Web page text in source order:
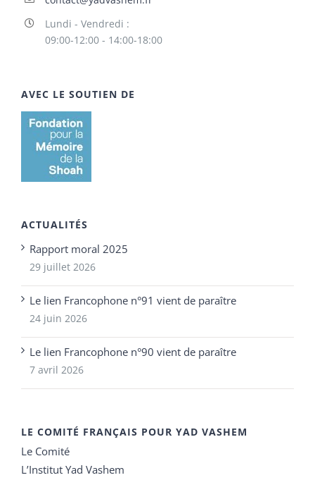
Lundi - Vendredi :
09:00-12:00 - 14:00-18:00
AVEC LE SOUTIEN DE
ACTUALITÉS
Rapport moral 2025
29 juillet 2026
Le lien Francophone n°91 vient de paraître
24 juin 2026
Le lien Francophone n°90 vient de paraître
7 avril 2026
LE COMITÉ FRANÇAIS POUR YAD VASHEM
Le Comité
L’Institut Yad Vashem